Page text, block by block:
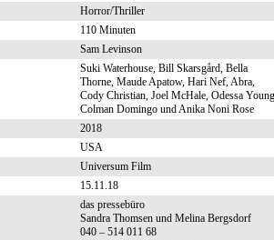
Horror/Thriller
110 Minuten
Sam Levinson
Suki Waterhouse, Bill Skarsgård, Bella
Thorne, Maude Apatow, Hari Nef, Abra,
Cody Christian, Joel McHale, Odessa
Colman Domingo und Anika Noni Rose
2018
USA
Universum Film
15.11.18
das pressebüro
Sandra Thomsen und Melina Bergsdorf
040 – 514 011 68